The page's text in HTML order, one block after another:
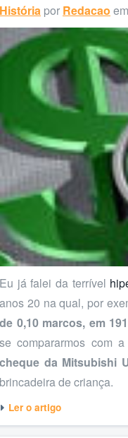
História por Redacao
Eu já falei da terrível
anos 20 na qual, por
de 0,10 marcos, em
se compararmos com a
cheque da Mitsubishi
brincadeira de criança.
Ler o artigo